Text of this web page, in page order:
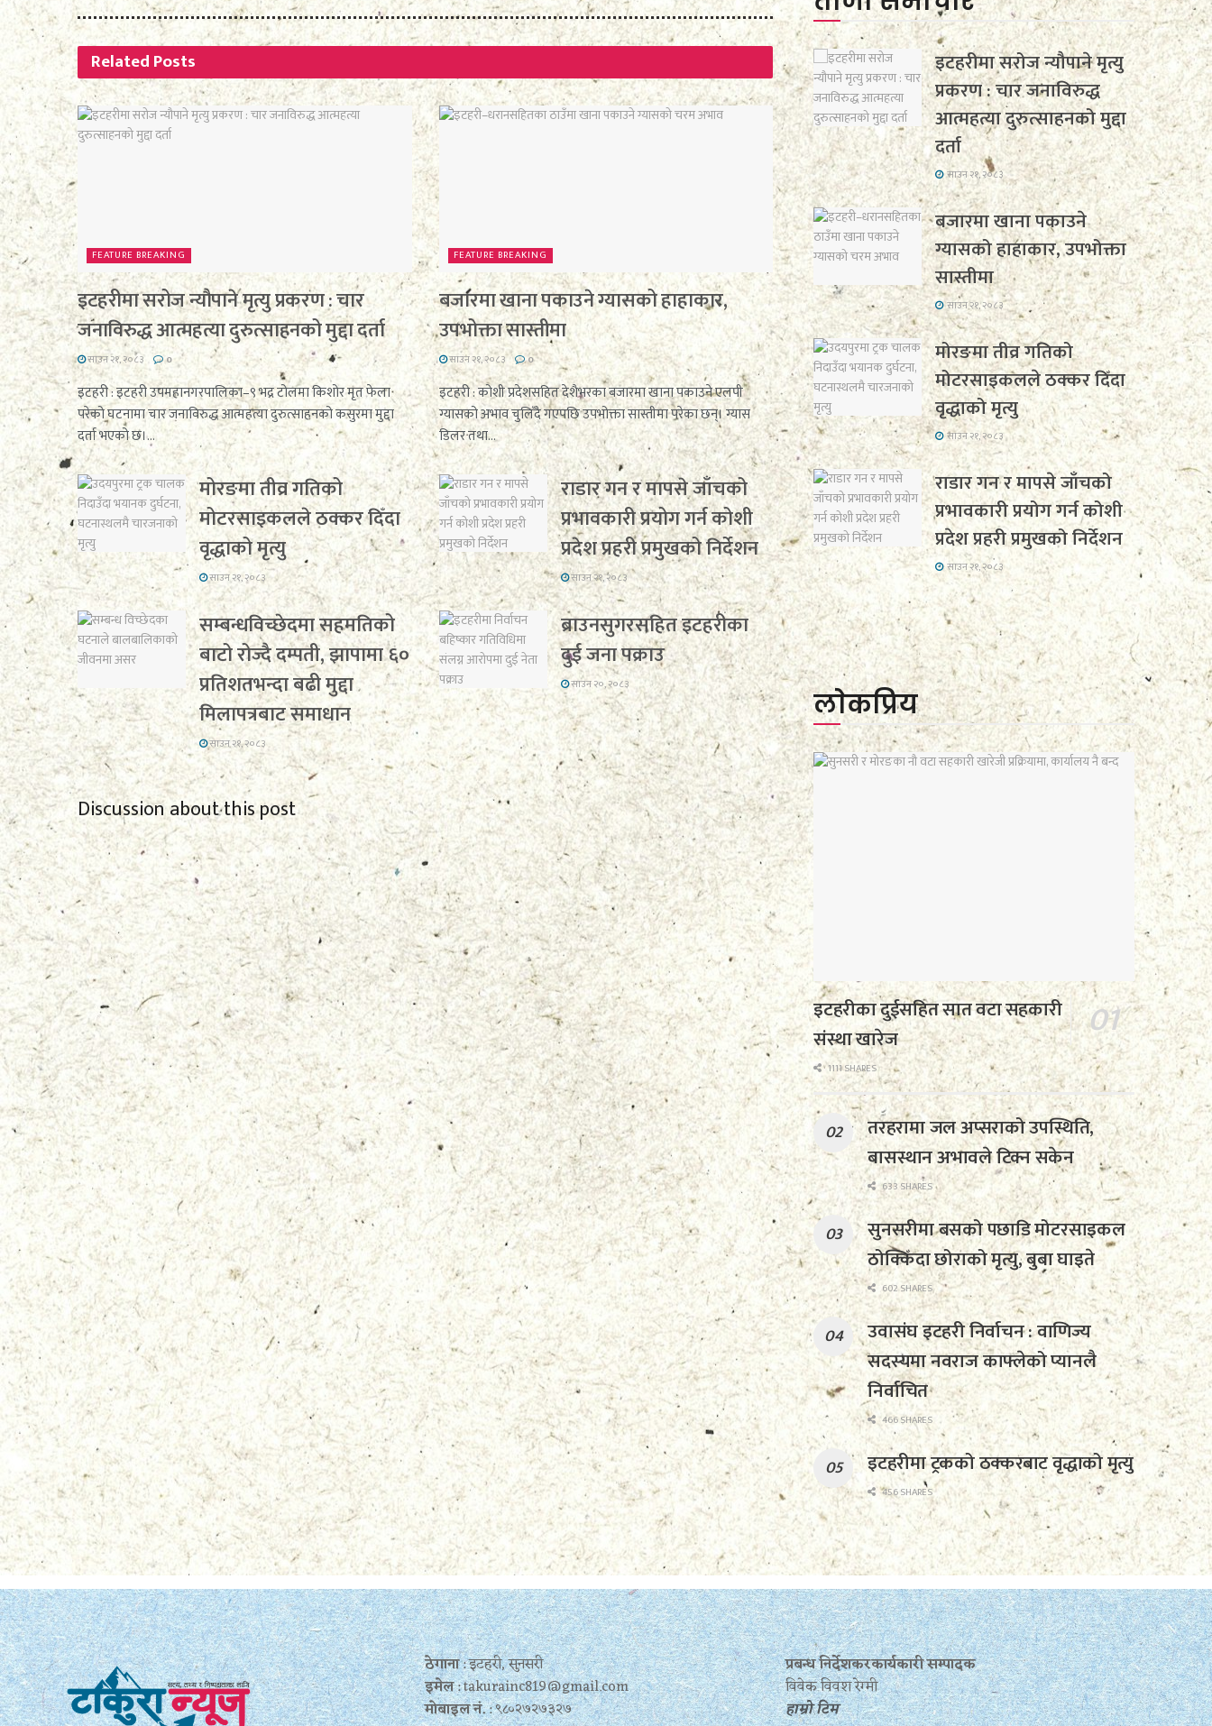
RelatedPosts
FEATURE BREAKING
इटहरीमा सरोज न्यौपाने मृत्यु प्रकरण : चार
जनाविरुद्ध आत्महत्या दुरुत्साहनको मुद्दा दर्ता
साउन २१, २०८३ 0
इटहरी : इटहरी उपमहानगरपालिका–९ भद्र टोलमा किशोर मृत फेला
परेको घटनामा चार जनाविरुद्ध आत्महत्या दुरुत्साहनको कसुरमा मुद्दा
दर्ता भएको छ।...
FEATURE BREAKING
बजारमा खाना पकाउने ग्यासको हाहाकार,
उपभोक्ता सास्तीमा
साउन २१, २०८३ 0
इटहरी : कोशी प्रदेशसहित देशैभरका बजारमा खाना पकाउने एलपी
ग्यासको अभाव चुलिँदै गएपछि उपभोक्ता सास्तीमा परेका छन्। ग्यास
डिलर तथा...
मोरङमा तीव्र गतिको
मोटरसाइकलले ठक्कर दिँदा
वृद्धाको मृत्यु
साउन २१, २०८३
राडार गन र मापसे जाँचको
प्रभावकारी प्रयोग गर्न कोशी
प्रदेश प्रहरी प्रमुखको निर्देशन
साउन २१, २०८३
सम्बन्धविच्छेदमा सहमतिको
बाटो रोज्दै दम्पती, झापामा ६०
प्रतिशतभन्दा बढी मुद्दा
मिलापत्रबाट समाधान
साउन २१, २०८३
ब्राउनसुगरसहित इटहरीका
दुई जना पक्राउ
साउन २०, २०८३
Discussion about this post
इटहरीमा सरोज न्यौपाने मृत्यु
प्रकरण : चार जनाविरुद्ध
आत्महत्या दुरुत्साहनको मुद्दा
दर्ता
साउन २१, २०८३
बजारमा खाना पकाउने
ग्यासको हाहाकार, उपभोक्ता
सास्तीमा
साउन २१, २०८३
मोरङमा तीव्र गतिको
मोटरसाइकलले ठक्कर दिँदा
वृद्धाको मृत्यु
साउन २१, २०८३
राडार गन र मापसे जाँचको
प्रभावकारी प्रयोग गर्न कोशी
प्रदेश प्रहरी प्रमुखको निर्देशन
साउन २१, २०८३
लाेकप्रिय
इटहरीका दुईसहित सात वटा सहकारी
संस्था खारेज
1111 SHARES
तरहरामा जल अप्सराको उपस्थिति,
बासस्थान अभावले टिक्न सकेन
633 SHARES
सुनसरीमा बसको पछाडि मोटरसाइकल
ठोक्किँदा छोराको मृत्यु, बुबा घाइते
602 SHARES
उवासंघ इटहरी निर्वाचन : वाणिज्य
सदस्यमा नवराज काफ्लेको प्यानलै
निर्वाचित
466 SHARES
इटहरीमा ट्रकको ठक्करबाट वृद्धाको मृत्यु
456 SHARES
ठेगाना: इटहरी, सुनसरी
इमेल: takurainc819@gmail.com
मोबाइल नं.: ९८०२७२७३२७
प्रबन्ध निर्देशकरकार्यकारी सम्पादक
विवेक विवश रेग्मी
हाम्रो टिम